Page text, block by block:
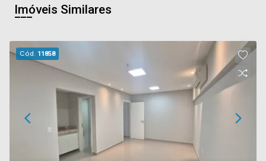
Imóveis Similares
Cód. 11858